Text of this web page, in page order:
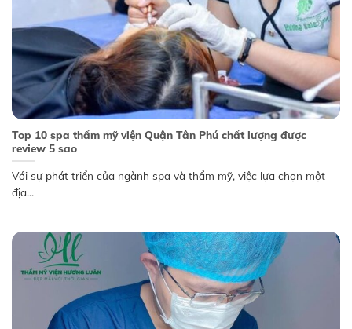
Top 10 spa thẩm mỹ viện Quận Tân Phú chất lượng được
review 5 sao
Với sự phát triển của ngành spa và thẩm mỹ, việc lựa chọn một
địa...